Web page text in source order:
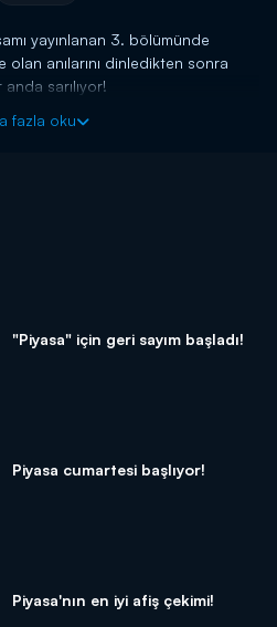
yayınlanan 3. bölümünde
anılarını dinledikten sonra
sarılıyor!
akşamı 20.00'de Kanal
fazla oku
"Piyasa" için geri sayım başladı!
Piyasa cumartesi başlıyor!
Piyasa'nın en iyi afiş çekimi!